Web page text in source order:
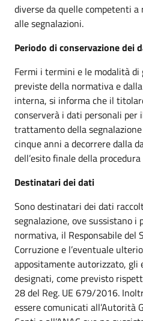
diverse da quelle competenti
alle segnalazioni.
Periodo di conservazione dei
Fermi i termini e le modalità di
previste della normativa e
interna, si informa che il
conserverà i dati personali per
trattamento della
cinque anni a decorrere dalla
dell’esito finale della
Destinatari dei dati
Sono destinatari dei dati
segnalazione, ove sussistano
normativa, il Responsabile del
Corruzione e l’eventuale
appositamente autorizzato, gli
designati, come previsto
28 del Reg. UE 679/2016.
essere comunicati all’Autorità